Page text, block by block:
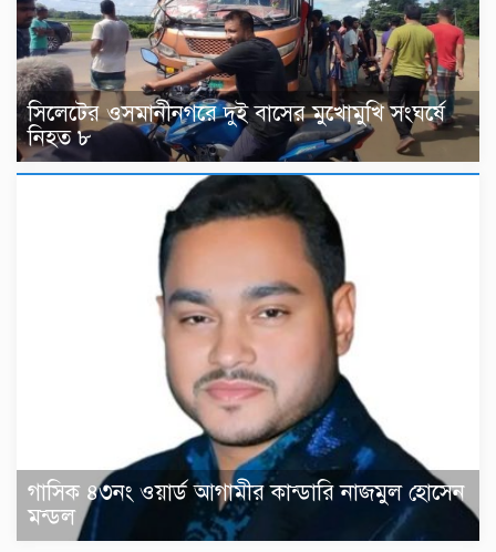
সিলেটের ওসমানীনগরে দুই বাসের মুখোমুখি সংঘর্ষে
নিহত ৮
গাসিক ৪৩নং ওয়ার্ড আগামীর কান্ডারি নাজমুল হোসেন
মন্ডল